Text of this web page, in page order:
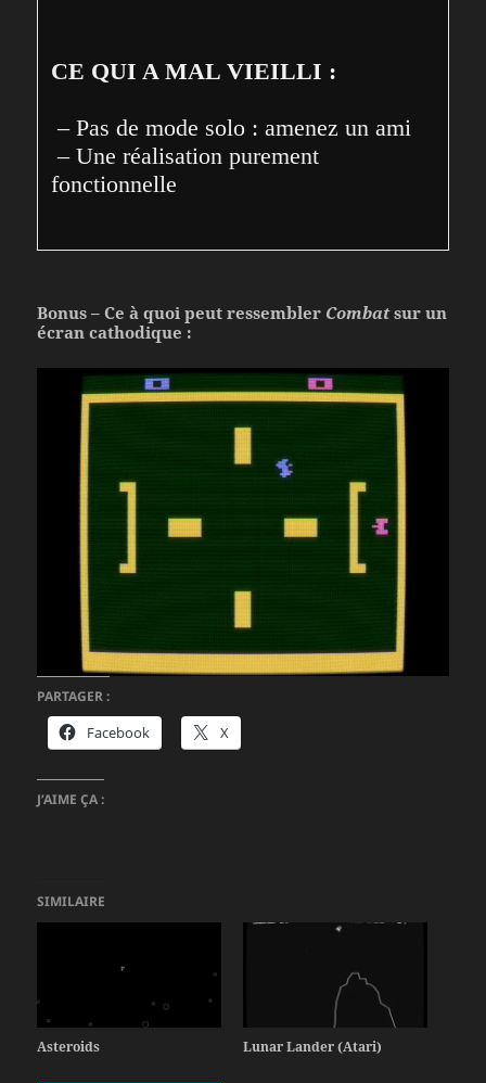
CE QUI A MAL VIEILLI :
– Pas de mode solo : amenez un ami
– Une réalisation purement
fonctionnelle
Bonus – Ce à quoi peut ressembler Combatsur un
écran cathodique :
PARTAGER :
Facebook X
J’AIME ÇA :
SIMILAIRE
Asteroids Lunar Lander (Atari)